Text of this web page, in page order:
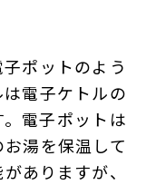
子ポットのよう
電子ケトルの
電子ポットは
湯を保温して
ありますが、